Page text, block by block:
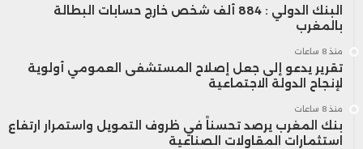
البنك الدولي : 884 ألف شخص خارج حسابات البطالة
بالمغرب
منذ 8 ساعات
تقرير يدعو إلى جعل إصلاح المستشفى العمومي أولوية
لإنجاح الدولة الاجتماعية
منذ 8 ساعات
بنك المغرب يرصد تحسناً في ظروف التمويل واستمرار ارتفاع
استثمارات المقاولات الصناعية